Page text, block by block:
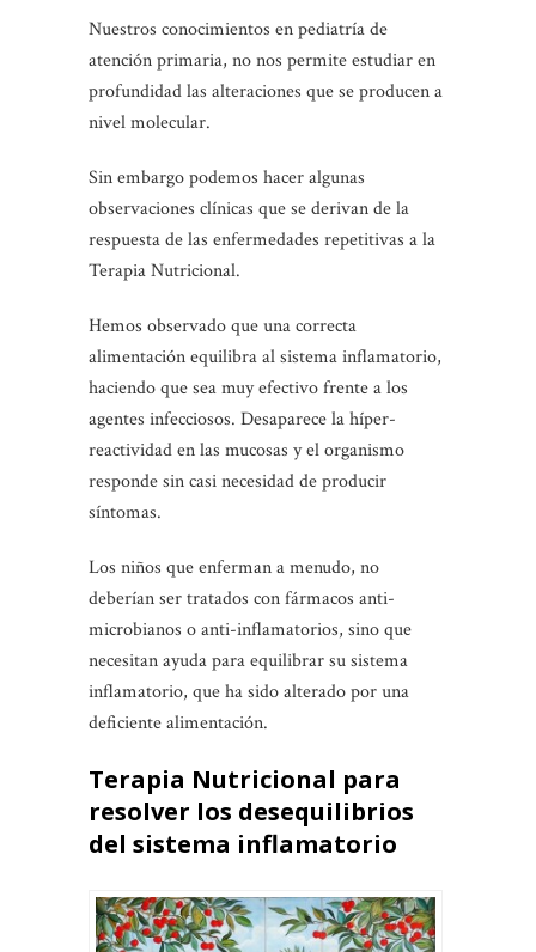
Nuestros conocimientos en pediatría de
atención primaria, no nos permite estudiar en
profundidad las alteraciones que se producen a
nivel molecular.
Sin embargo podemos hacer algunas
observaciones clínicas que se derivan de la
respuesta de las enfermedades repetitivas a la
Terapia Nutricional.
Hemos observado que una correcta
alimentación equilibra al sistema inflamatorio,
haciendo que sea muy efectivo frente a los
agentes infecciosos. Desaparece la híper-
reactividad en las mucosas y el organismo
responde sin casi necesidad de producir
síntomas.
Los niños que enferman a menudo, no
deberían ser tratados con fármacos anti-
microbianos o anti-inflamatorios, sino que
necesitan ayuda para equilibrar su sistema
inflamatorio, que ha sido alterado por una
deficiente alimentación.
Terapia Nutricional para
resolver los desequilibrios
del sistema inflamatorio